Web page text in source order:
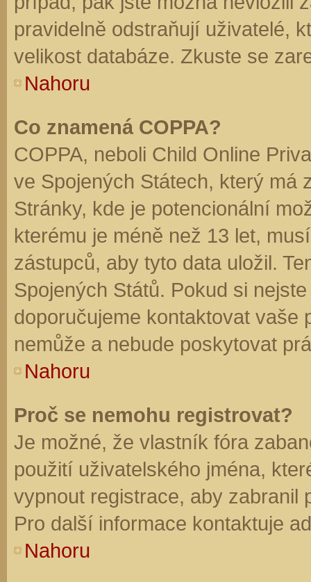
pravidelně odstraňují uživatelé,
velikost databáze. Zkuste se
Nahoru
Co znamená COPPA?
COPPA, neboli Child Online
ve Spojených Státech, který má
Stránky, kde je potencionální
kterému je méně než 13 let,
zástupců, aby tyto data uložil.
Spojených Států. Pokud si
doporučujeme kontaktovat vaše
nemůže a nebude poskytovat
Nahoru
Proč se nemohu registrovat?
Je možné, že vlastník fóra
použití uživatelského jména,
vypnout registrace, aby zabranil
Pro další informace kontaktuje
Nahoru